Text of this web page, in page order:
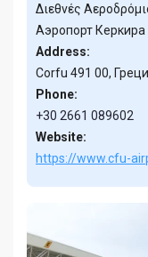
Διεθνές
Аэропорт
Address:
Corfu 491 00,
Phone:
+30 2661 089602
Website:
https://www.cfu-